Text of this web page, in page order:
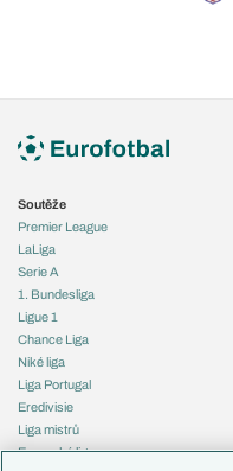
Soutěže
Premier League
LaLiga
Serie A
1. Bundesliga
Ligue 1
Chance Liga
Niké liga
Liga Portugal
Eredivisie
Liga mistrů
Evropská liga